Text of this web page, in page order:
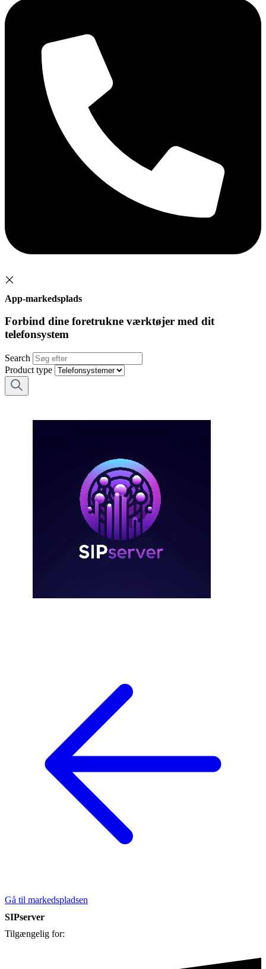
App-markedsplads
Forbind dine foretrukne værktøjer med dit
telefonsystem
Search
Product type
Gå til markedspladsen
SIPserver
Tilgængelig for: